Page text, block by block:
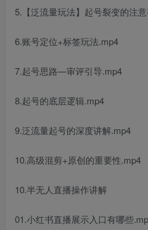
5.【泛流量玩法】起号裂变的注
6.账号定位+标签玩法.mp4
7.起号思路—审评引导.mp4
8.起号的底层逻辑.mp4
9.泛流量起号的深度讲解.mp4
10.高级混剪+原创的重要性.mp4
10.半无人直播操作讲解
01.小红书直播展示入口有哪些